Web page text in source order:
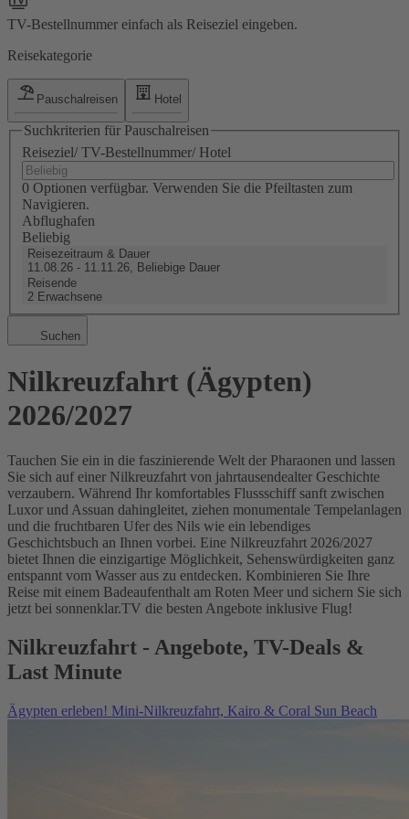
TV-Bestellnummer einfach als Reiseziel eingeben.
Reisekategorie
Pauschalreisen Hotel
Suchkriterien für Pauschalreisen
Reiseziel/ TV-Bestellnummer/ Hotel
0 Optionen verfügbar. Verwenden Sie die Pfeiltasten zum
Navigieren.
Abflughafen
Beliebig
Reisezeitraum & Dauer
11.08.26 - 11.11.26, Beliebige Dauer
Reisende
2 Erwachsene
Suchen
Nilkreuzfahrt (Ägypten)
2026/2027
Tauchen Sie ein in die faszinierende Welt der Pharaonen und lassen
Sie sich auf einer Nilkreuzfahrt von jahrtausendealter Geschichte
verzaubern. Während Ihr komfortables Flussschiff sanft zwischen
Luxor und Assuan dahingleitet, ziehen monumentale Tempelanlagen
und die fruchtbaren Ufer des Nils wie ein lebendiges
Geschichtsbuch an Ihnen vorbei. Eine Nilkreuzfahrt 2026/2027
bietet Ihnen die einzigartige Möglichkeit, Sehenswürdigkeiten ganz
entspannt vom Wasser aus zu entdecken. Kombinieren Sie Ihre
Reise mit einem Badeaufenthalt am Roten Meer und sichern Sie sich
jetzt bei sonnenklar.TV die besten Angebote inklusive Flug!
Nilkreuzfahrt - Angebote, TV-Deals &
Last Minute
Ägypten erleben! Mini-Nilkreuzfahrt, Kairo & Coral Sun Beach